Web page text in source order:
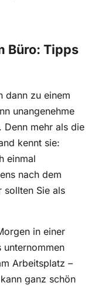
Büro: Tipps
dann zu einem
unangenehme
Denn mehr als die
kennt sie:
einmal
nach dem
sollten Sie als
in einer
unternommen
Arbeitsplatz –
ganz schön